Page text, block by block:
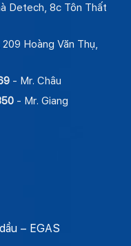
Detech, 8c Tôn Thất
Hoàng Văn Thụ,
- Mr. Châu
- Mr. Giang
– EGAS